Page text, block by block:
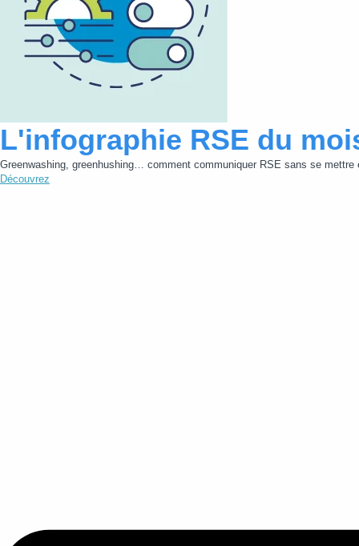
L'infographie RSE du
Greenwashing, greenhushing… comment communiquer RSE sans se mettre
Découvrez